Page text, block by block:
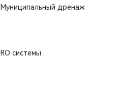
безопасности
Муниципальный дренаж
RO системы